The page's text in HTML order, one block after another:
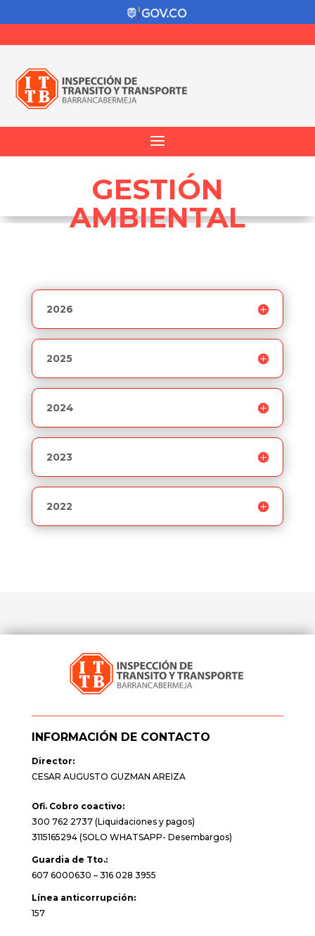
GESTIÓN
AMBIENTAL
2026
2025
2024
2023
2022
INFORMACIÓN DE CONTACTO
Director:
CESAR AUGUSTO GUZMAN AREIZA
Ofi. Cobro coactivo:
300 762 2737 (Liquidaciones y pagos)
3115165294 (SOLO WHATSAPP- Desembargos)
Guardia de Tto.:
607 6000630 – 316 028 3955
Línea anticorrupción:
157